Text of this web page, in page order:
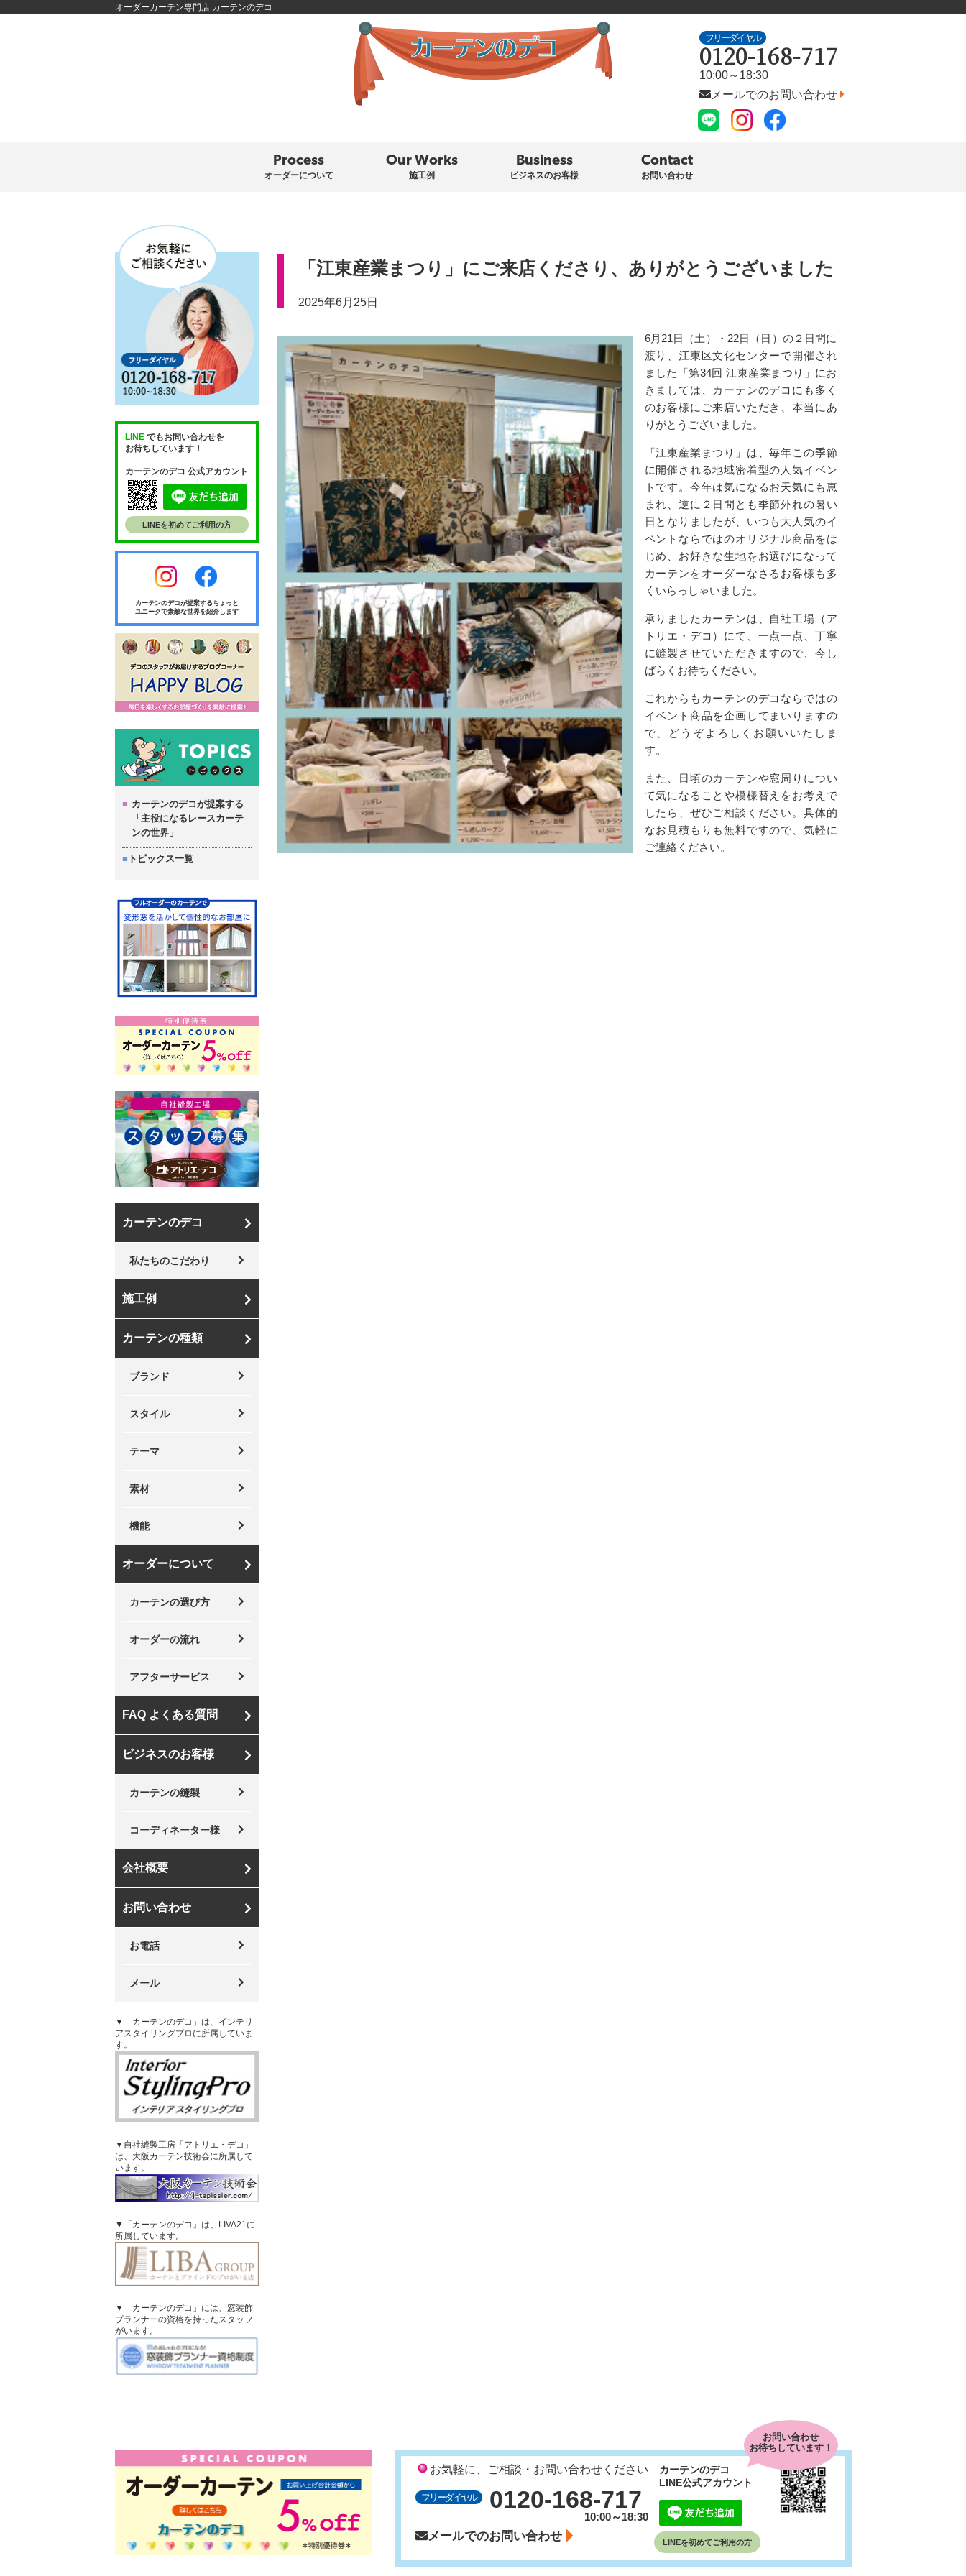
オーダーカーテン専門店 カーテンのデコ
フリーダイヤル
0120-168-717
10:00～18:30
メールでのお問い合わせ
Process
オーダーについて
Our Works
施工例
Business
ビジネスのお客様
Contact
お問い合わせ
「江東産業まつり」にご来店くださり、ありがとうございました
2025年6月25日
6月21日（土）・22日（日）の２日間に
渡り、江東区文化センターで開催され
ました「第34回 江東産業まつり」にお
きましては、カーテンのデコにも多く
のお客様にご来店いただき、本当にあ
りがとうございました。
「江東産業まつり」は、毎年この季節
に開催される地域密着型の人気イベン
トです。今年は気になるお天気にも恵
まれ、逆に２日間とも季節外れの暑い
日となりましたが、いつも大人気のイ
ベントならではのオリジナル商品をは
じめ、お好きな生地をお選びになって
カーテンをオーダーなさるお客様も多
くいらっしゃいました。
承りましたカーテンは、自社工場（ア
トリエ・デコ）にて、一点一点、丁寧
に縫製させていただきますので、今し
ばらくお待ちください。
これからもカーテンのデコならではの
イベント商品を企画してまいりますの
で、どうぞよろしくお願いいたしま
す。
また、日頃のカーテンや窓周りについ
て気になることや模様替えをお考えで
したら、ぜひご相談ください。具体的
なお見積もりも無料ですので、気軽に
ご連絡ください。
LINEでもお問い合わせを
お待ちしています！
カーテンのデコ 公式アカウント
LINEを初めてご利用の方
カーテンのデコが提案するちょっと
ユニークで素敵な世界を紹介します
カーテンのデコが提案する
「主役になるレースカーテ
ンの世界」
トピックス一覧
カーテンのデコ
私たちのこだわり
施工例
カーテンの種類
ブランド
スタイル
テーマ
素材
機能
オーダーについて
カーテンの選び方
オーダーの流れ
アフターサービス
FAQ よくある質問
ビジネスのお客様
カーテンの縫製
コーディネーター様
会社概要
お問い合わせ
お電話
メール
▼「カーテンのデコ」は、インテリ
アスタイリングプロに所属していま
す。
▼自社縫製工房「アトリエ・デコ」
は、大阪カーテン技術会に所属して
います。
▼「カーテンのデコ」は、LIVA21に
所属しています。
▼「カーテンのデコ」には、窓装飾
プランナーの資格を持ったスタッフ
がいます。
お問い合わせ
お待ちしています！
お気軽に、ご相談・お問い合わせください
フリーダイヤル 0120-168-717
10:00～18:30
メールでのお問い合わせ
カーテンのデコ
LINE公式アカウント
LINEを初めてご利用の方